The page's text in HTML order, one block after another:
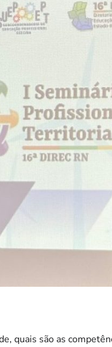
quais são as